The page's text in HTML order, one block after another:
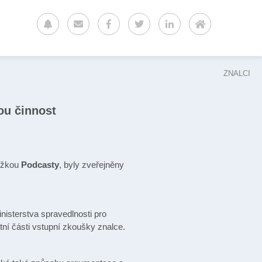
ZNALCI
činnost
Podcasty, byly zveřejněny
spravedlnosti pro
části vstupní zkoušky znalce.